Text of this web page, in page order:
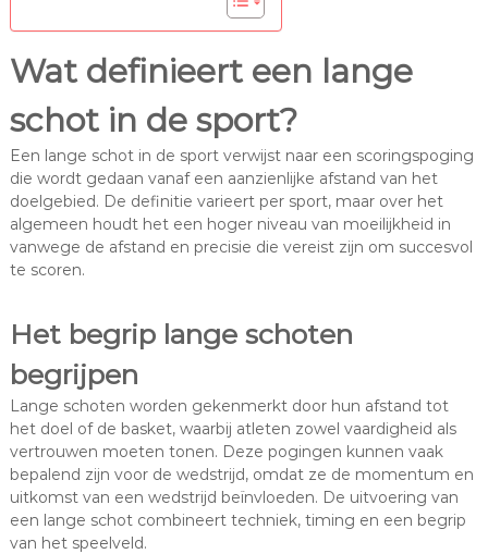
Wat definieert een lange
schot in de sport?
Een lange schot in de sport verwijst naar een scoringspoging
die wordt gedaan vanaf een aanzienlijke afstand van het
doelgebied. De definitie varieert per sport, maar over het
algemeen houdt het een hoger niveau van moeilijkheid in
vanwege de afstand en precisie die vereist zijn om succesvol
te scoren.
Het begrip lange schoten
begrijpen
Lange schoten worden gekenmerkt door hun afstand tot
het doel of de basket, waarbij atleten zowel vaardigheid als
vertrouwen moeten tonen. Deze pogingen kunnen vaak
bepalend zijn voor de wedstrijd, omdat ze de momentum en
uitkomst van een wedstrijd beïnvloeden. De uitvoering van
een lange schot combineert techniek, timing en een begrip
van het speelveld.